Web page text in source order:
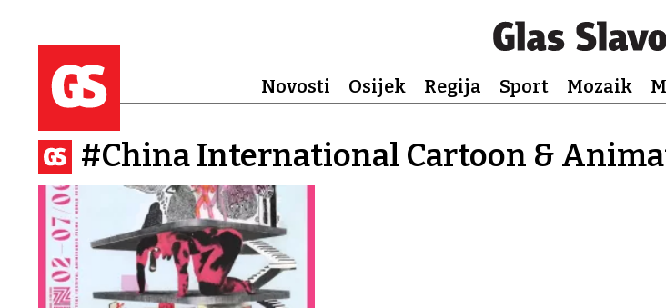
Novosti Osijek Regija Sport Mozaik
#China International Cartoon &